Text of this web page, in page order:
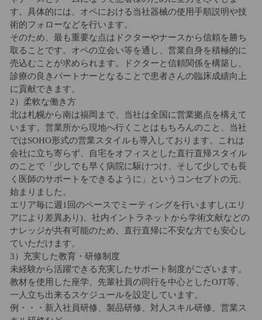
す。具体的には、オペにおける当社器械の使用手順説明や技
術的フォローなどを行います。
そのため、最も重要な点はドクターやナースから信頼を勝ち
取ることです。オペの立会い等を通し、営業自身を積極的に
売込むことが求められます。ドクターと信頼関係を構築し、
診療の良きパートナーとなることで患者さんの臨床成績向上
に貢献できます。
2）柔軟な働き方
北は札幌から南は福岡まで、当社は全国に営業拠点を構えて
います。営業所から現地へ行くことはもちろんのこと、当社
ではSOHO形式の営業スタイルも導入しております。これは
会社に立ち寄らず、自宅をオフィスとした直行直帰スタイル
のことで「少しでも早く病院に駆けつけ、そして少しでも長
く医師のサポートをできるように」というコンセプトの元、
始まりました。
エリア毎に週1回のペースでミーティングを行いますし(エリ
アにより差異あり)、社内イントラネットから学術文献などの
ナレッジが共有可能のため、直行直帰に不安な方でも安心し
ていただけます。
3）充実した教育・研修制度
未経験から活躍できる充実したサポート制度がございます。
教材を使用した座学、先輩社員の同行を中心としたOJT等、
一人立ち出来るスケジュールを設定しています。
例・・・新入社員研修、製品研修、対人スキル研修、営業ス